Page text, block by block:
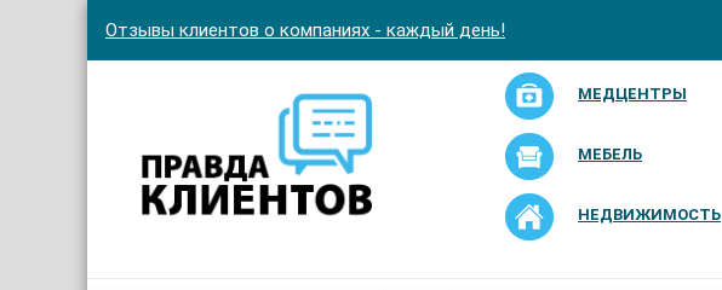
Отзывы клиентов о компаниях - каждый день!
МЕДЦЕНТРЫ
МЕБЕЛЬ
НЕДВИЖИМОСТЬ